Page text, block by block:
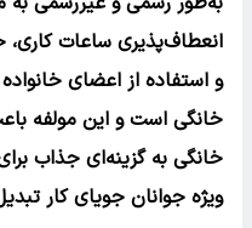
انعطاف‌پذیری ساعات
و استفاده از اعضای
خانگی است و این مولفه
خانگی به گزینه‌ای جذاب
ویژه جوانان جویای کار